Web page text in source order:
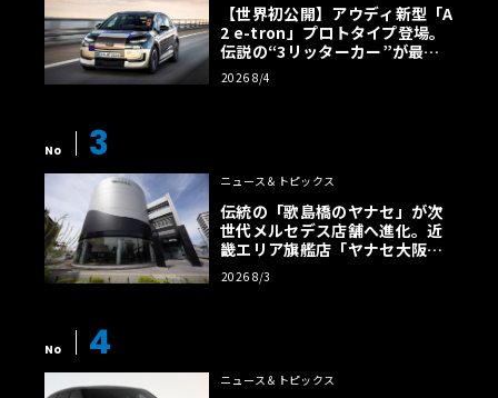
【世界初公開】アウディ新型「A
2 e-tron」プロトタイプ登場。
伝説の“3リッターカー”が最高
効率エントリーBEVとして復活
【画像38枚】
2026 8/4
No 3
ニュース＆トピックス
伝統の「歌島橋のヤナセ」が次
世代メルセデス店舗へ進化。近
畿エリア旗艦店「ヤナセ大阪支
店」がリニューアル
2026 8/3
No 4
ニュース＆トピックス